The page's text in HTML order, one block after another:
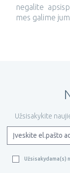
negalite
mes galime
Užsisakykite
Užsisakydama(s)